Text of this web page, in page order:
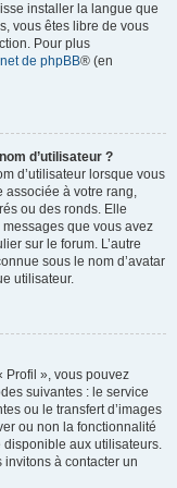
installer la langue que
vous êtes libre de vous
Pour plus
de phpBB® (en
d’utilisateur ?
d’utilisateur lorsque vous
associée à votre rang,
ou des ronds. Elle
que vous avez
sur le forum. L’autre
sous le nom d’avatar
utilisateur.
Profil », vous pouvez
suivantes : le service
ou le transfert d’images
ou non la fonctionnalité
disponible aux utilisateurs.
invitons à contacter un